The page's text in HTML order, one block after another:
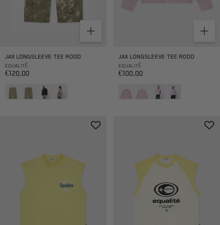
JAX LONGSLEEVE TEE ROOD
EQUALITÉ
Aanbiedingsprijs
€120,00
JAX LONGSLEEVE TEE ROOD
EQUALITÉ
Aanbiedingsprijs
€100,00